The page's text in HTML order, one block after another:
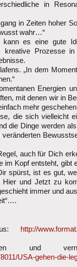
in
in Zeiten hoher
wahr…“
kann es eine gute
Prozesse
„In dem
Energien
mit denen wir in
mehr
die sich vielleicht
die Dinge werden
auch für Dich
im Kopf entsteht, gibt
spürst, ist es gut,
und Jetzt zu
immer und
http://
und
USA-gehen-die-